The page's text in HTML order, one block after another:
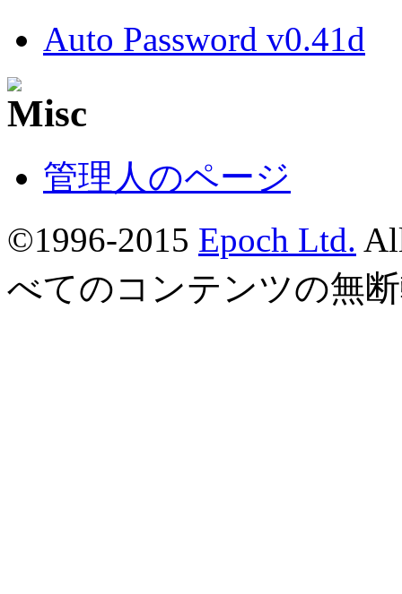
Auto Password v0.41d
管理人のページ
©1996-2015 Epoch Ltd.
べてのコンテンツの無